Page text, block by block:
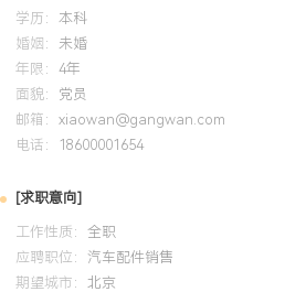
行业经验：X年汽车后市场销售经验
库存到销售、服务的全业务流程，对
长从0到1建立并维护大客户体系，通
额从零增长至XXX万元，大客户整体
划与供应链协调能力，曾主导库存优
实战辅导与流程梳理，帮助下属提
导向，数据敏感，能承受销售业绩压
C1驾照，能够适应频繁的客户拜访与
学历： 本科
婚姻： 未婚
年限： 4年
面貌： 党员
邮箱： xiaowan@gangwan.com
电话：
18600001654
[求职意向]
工作性质： 全职
应聘职位： 汽车配件销售
期望城市： 北京